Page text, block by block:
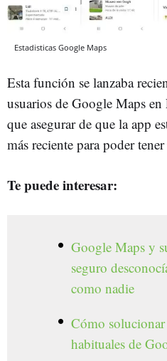
Estadisticas Google Maps
Esta función se lanzaba
usuarios de Google Maps en
que asegurar de que la app
más reciente para poder
Te puede interesar:
Google Maps y
seguro
como nadie
Cómo
habituales de